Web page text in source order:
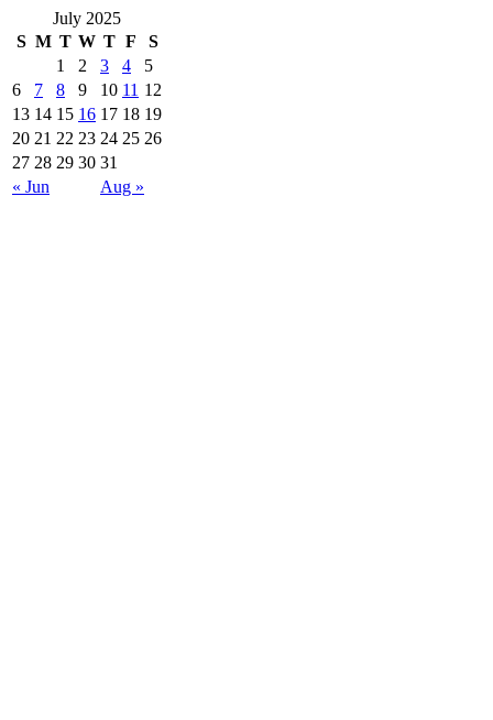
July 2025
S M T W T F S
« Jun Aug »
1 2 3 4
5
6
7 8 9 10 11 12
13 14 15 16 17 18 19
20 21 22 23 24 25 26
27 28 29 30 31